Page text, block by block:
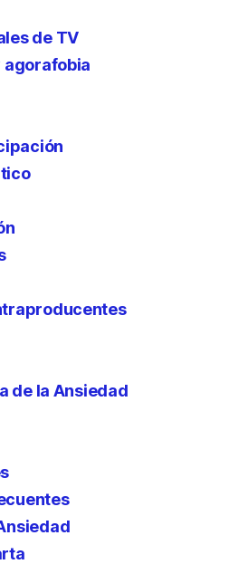
de TV
agorafobia
de la Ansiedad